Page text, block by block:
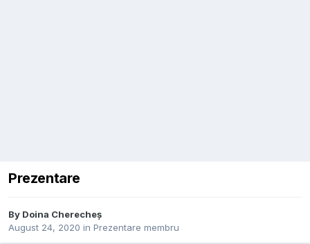
Prezentare
By Doina Cherecheș
August 24, 2020 in Prezentare membru